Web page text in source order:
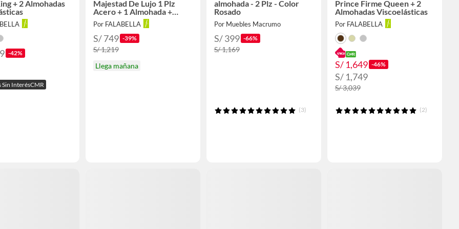
+ 2 Almohadas
-42%
Sin InterésCMR
Majestad De Lujo 1 Plz
Acero + 1 Almohada +
Protector
Por FALABELLA
S/ 749 -39%
S/ 1,219
Llega mañana
almohada - 2 Plz - Color
Rosado
Por Muebles Macrumo
S/ 399 -66%
S/ 1,169
(3)
Prince Firme Queen + 2
Almohadas Viscoelásticas
Por FALABELLA
S/ 1,649 -46%
S/ 1,749
S/ 3,039
(2)